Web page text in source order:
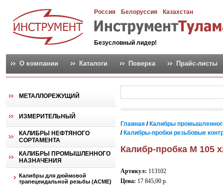
Россия Белоруссия Казахстан
Безусловный лидер!
О компании Каталоги Поверка Прайс-листы
МЕТАЛЛОРЕЖУЩИЙ
ИЗМЕРИТЕЛЬНЫЙ
КАЛИБРЫ НЕФТЯНОГО
СОРТАМЕНТА
КАЛИБРЫ ПРОМЫШЛЕННОГО
НАЗНАЧЕНИЯ
Калибры для дюймовой
трапецеидальной резьбы (АСМЕ)
Главная / Калибры
/ Калибры-пробки резьбовые
Калибр-пробка М 105
Артикул: 113102
Цена: 17 845,00 р.